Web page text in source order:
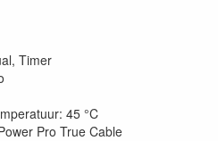
Timer
45 °C
Pro True Cable